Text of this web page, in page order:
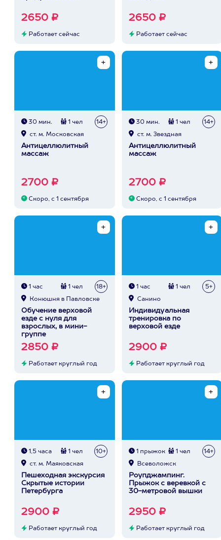
2650 ₽
Работает сейчас
2650 ₽
Работает сейчас
30 мин. 1 чел 14+
ст. м. Московская
Антицеллюлитный
массаж
2700 ₽
Скоро, с 1 сентября
30 мин. 1 чел 14+
ст. м. Звездная
Антицеллюлитный
массаж
2700 ₽
Скоро, с 1 сентября
1 час 1 чел 18+
Конюшня в Павловске
Обучение верховой
езде с нуля для
взрослых, в мини-
группе
2850 ₽
Работает круглый год
1 час 1 чел 5+
Санино
Индивидуальная
тренировка по
верховой езде
2900 ₽
Работает круглый год
1,5 часа 1 чел 10+
ст. м. Маяковская
Пешеходная экскурсия
Скрытые истории
Петербурга
2900 ₽
Работает круглый год
1 прыжок 1 чел 14+
Всеволожск
Роупджампинг.
Прыжок с веревкой с
30-метровой вышки
2950 ₽
Работает круглый год